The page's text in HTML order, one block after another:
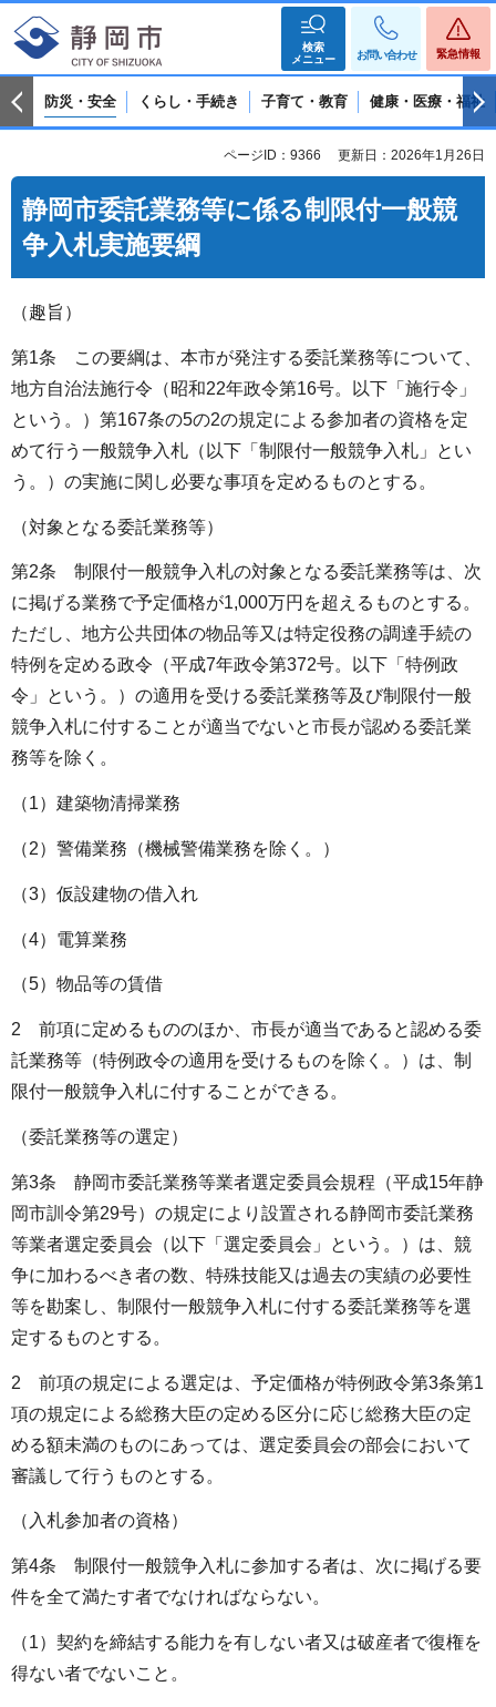
検索
メニュー
お問い合わせ 緊急情報
防災・安全 くらし・手続き 子育て・教育 健康・医療・福祉
ページID：9366 更新日：2026年1月26日
静岡市委託業務等に係る制限付一般競
争入札実施要綱
（趣旨）
第1条 この要綱は、本市が発注する委託業務等について、
地方自治法施行令（昭和22年政令第16号。以下「施行令」
という。）第167条の5の2の規定による参加者の資格を定
めて行う一般競争入札（以下「制限付一般競争入札」とい
う。）の実施に関し必要な事項を定めるものとする。
（対象となる委託業務等）
第2条 制限付一般競争入札の対象となる委託業務等は、次
に掲げる業務で予定価格が1,000万円を超えるものとする。
ただし、地方公共団体の物品等又は特定役務の調達手続の
特例を定める政令（平成7年政令第372号。以下「特例政
令」という。）の適用を受ける委託業務等及び制限付一般
競争入札に付することが適当でないと市長が認める委託業
務等を除く。
（1）建築物清掃業務
（2）警備業務（機械警備業務を除く。）
（3）仮設建物の借入れ
（4）電算業務
（5）物品等の賃借
2 前項に定めるもののほか、市長が適当であると認める委
託業務等（特例政令の適用を受けるものを除く。）は、制
限付一般競争入札に付することができる。
（委託業務等の選定）
第3条 静岡市委託業務等業者選定委員会規程（平成15年静
岡市訓令第29号）の規定により設置される静岡市委託業務
等業者選定委員会（以下「選定委員会」という。）は、競
争に加わるべき者の数、特殊技能又は過去の実績の必要性
等を勘案し、制限付一般競争入札に付する委託業務等を選
定するものとする。
2 前項の規定による選定は、予定価格が特例政令第3条第1
項の規定による総務大臣の定める区分に応じ総務大臣の定
める額未満のものにあっては、選定委員会の部会において
審議して行うものとする。
（入札参加者の資格）
第4条 制限付一般競争入札に参加する者は、次に掲げる要
件を全て満たす者でなければならない。
（1）契約を締結する能力を有しない者又は破産者で復権を
得ない者でないこと。